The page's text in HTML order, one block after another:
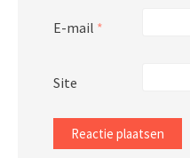
E-mail *
Site